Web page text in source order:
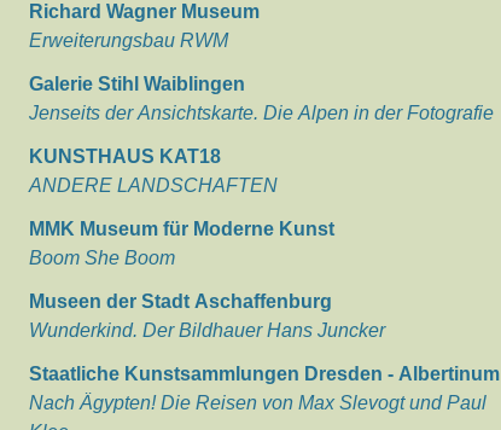
Richard Wagner Museum
Erweiterungsbau RWM
Galerie Stihl Waiblingen
Jenseits der Ansichtskarte. Die Alpen in der Fotografie
KUNSTHAUS KAT18
ANDERE LANDSCHAFTEN
MMK Museum für Moderne Kunst
Boom She Boom
Museen der Stadt Aschaffenburg
Wunderkind. Der Bildhauer Hans Juncker
Staatliche Kunstsammlungen Dresden - Albertinum
Nach Ägypten! Die Reisen von Max Slevogt und Paul